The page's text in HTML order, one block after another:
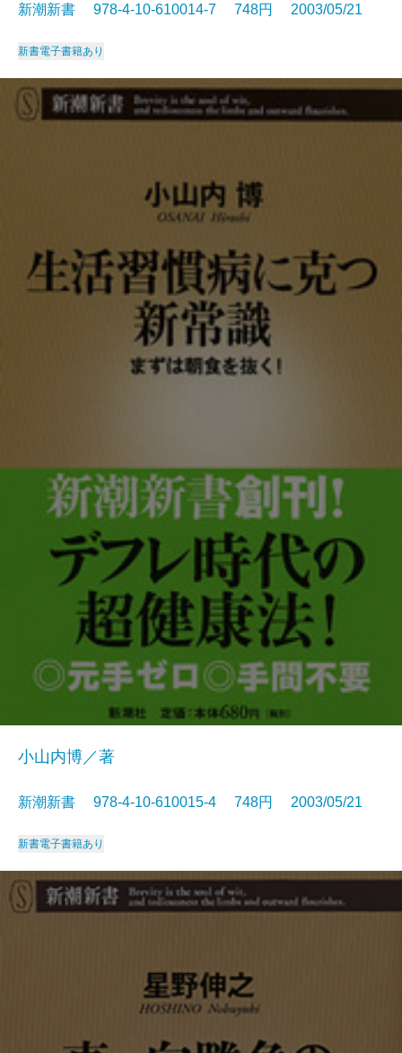
新潮新書 978-4-10-610014-7 748円 2003/05/21
新書電子書籍あり
小山内博／著
新潮新書 978-4-10-610015-4 748円 2003/05/21
新書電子書籍あり